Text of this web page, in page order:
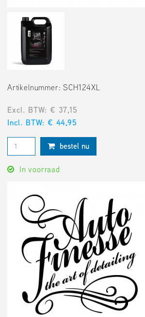
Artikelnummer: SCH124XL
Excl. BTW: € 37,15
Incl. BTW: € 44,95
bestel nu
In voorraad